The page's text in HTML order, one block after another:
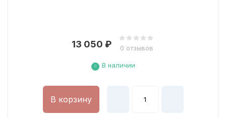
13 050 ₽ 0 отзывов
В наличии
В корзину